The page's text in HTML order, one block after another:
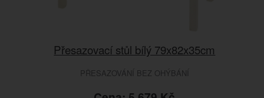
Přesazovací stůl bílý 79x82x35cm
PŘESAZOVÁNÍ BEZ OHÝBÁNÍ